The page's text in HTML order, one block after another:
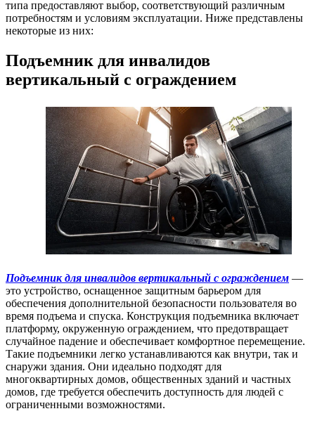
типа предоставляют выбор, соответствующий различным
потребностям и условиям эксплуатации. Ниже представлены
некоторые из них:
Подъемник для инвалидов
вертикальный с ограждением
Подъемник для инвалидов вертикальный с ограждением —
это устройство, оснащенное защитным барьером для
обеспечения дополнительной безопасности пользователя во
время подъема и спуска. Конструкция подъемника включает
платформу, окруженную ограждением, что предотвращает
случайное падение и обеспечивает комфортное перемещение.
Такие подъемники легко устанавливаются как внутри, так и
снаружи здания. Они идеально подходят для
многоквартирных домов, общественных зданий и частных
домов, где требуется обеспечить доступность для людей с
ограниченными возможностями.